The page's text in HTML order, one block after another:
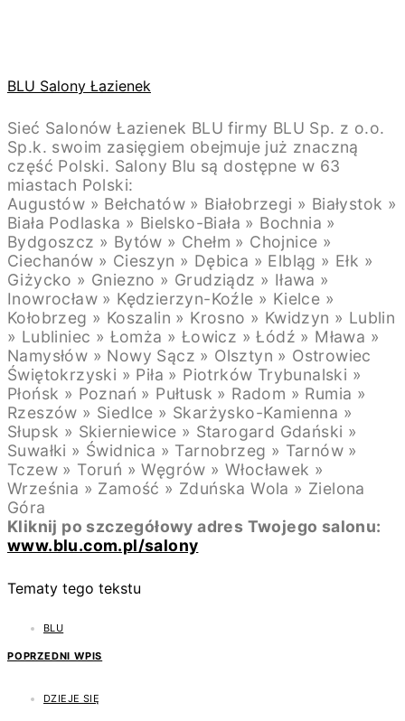
BLU Salony Łazienek
Sieć Salonów Łazienek BLU firmy BLU Sp. z o.o.
Sp.k. swoim zasięgiem obejmuje już znaczną
część Polski. Salony Blu są dostępne w 63
miastach Polski:
Augustów » Bełchatów » Białobrzegi » Białystok »
Biała Podlaska » Bielsko-Biała » Bochnia »
Bydgoszcz » Bytów » Chełm » Chojnice »
Ciechanów » Cieszyn » Dębica » Elbląg » Ełk »
Giżycko » Gniezno » Grudziądz » Iława »
Inowrocław » Kędzierzyn-Koźle » Kielce »
Kołobrzeg » Koszalin » Krosno » Kwidzyn » Lublin
» Lubliniec » Łomża » Łowicz » Łódź » Mława »
Namysłów » Nowy Sącz » Olsztyn » Ostrowiec
Świętokrzyski » Piła » Piotrków Trybunalski »
Płońsk » Poznań » Pułtusk » Radom » Rumia »
Rzeszów » Siedlce » Skarżysko-Kamienna »
Słupsk » Skierniewice » Starogard Gdański »
Suwałki » Świdnica » Tarnobrzeg » Tarnów »
Tczew » Toruń » Węgrów » Włocławek »
Września » Zamość » Zduńska Wola » Zielona
Góra
Kliknij po szczegółowy adres Twojego salonu:
www.blu.com.pl/salony
Tematy tego tekstu
BLU
POPRZEDNI WPIS
DZIEJE SIĘ